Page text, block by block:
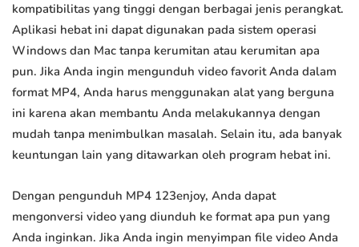
kompatibilitas yang tinggi dengan berbagai jenis perangkat.
Aplikasi hebat ini dapat digunakan pada sistem operasi
Windows dan Mac tanpa kerumitan atau kerumitan apa
pun. Jika Anda ingin mengunduh video favorit Anda dalam
format MP4, Anda harus menggunakan alat yang berguna
ini karena akan membantu Anda melakukannya dengan
mudah tanpa menimbulkan masalah. Selain itu, ada banyak
keuntungan lain yang ditawarkan oleh program hebat ini.
Dengan pengunduh MP4 123enjoy, Anda dapat
mengonversi video yang diunduh ke format apa pun yang
Anda inginkan. Jika Anda ingin menyimpan file video Anda